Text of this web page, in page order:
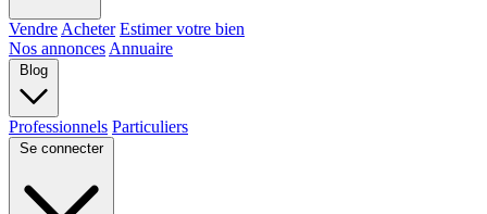
Vendre Acheter Estimer votre bien
Nos annonces Annuaire
Blog
Professionnels Particuliers
Se connecter